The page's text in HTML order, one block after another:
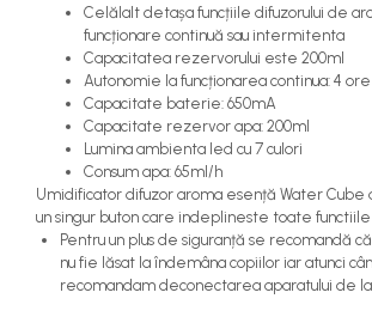
Celălalt detașa funcțiile difuzorului de
funcționare continuă sau intermitenta
Capacitatea rezervorului este 200ml
Autonomie la funcționarea continua: 4 ore
Capacitate baterie: 650mA
Capacitate rezervor apa: 200ml
Lumina ambienta led cu 7 culori
Consum apa: 65ml/h
Umidificator difuzor aroma esență Water Cube
un singur buton care indeplineste toate functiile
Pentru un plus de siguranță se recomandă
nu fie lăsat la îndemâna copiilor iar atunci
recomandam deconectarea aparatului de la